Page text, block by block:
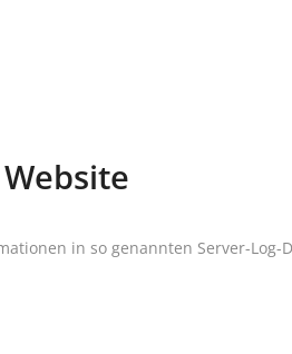
in so genannten Server-